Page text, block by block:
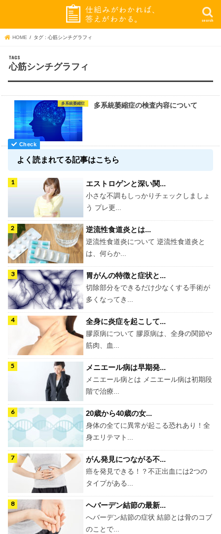
search
HOME タグ : 心筋シンチグラフィ
心筋シンチグラフィ
多系統萎縮症 多系統萎縮症の検査内容について
よく読まれてる記事はこちら
エストロゲンと深い関...
小さな不調もしっかりチェックしましょ
う プレ更...
逆流性食道炎とは...
逆流性食道炎について 逆流性食道炎と
は、何らか...
胃がんの特徴と症状と...
切除部分をできるだけ少なくする手術が
多くなってき...
全身に炎症を起こして...
膠原病について 膠原病は、全身の関節や
筋肉、血...
メニエール病は早期発...
メニエール病とは メニエール病は初期段
階で治療...
20歳から40歳の女...
身体の全てに異常が起こる恐れあり！全
身エリテマト...
がん発見につながる不...
癌を発見できる！？不正出血には2つの
タイプがある...
ヘバーデン結節の最新...
へバーデン結節の症状 結節とは骨のコブ
のことで...